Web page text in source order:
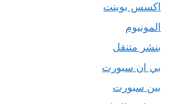
اكسس بوينت
المونيوم
بنشر متنقل
بي ان سبورت
بين سبورت